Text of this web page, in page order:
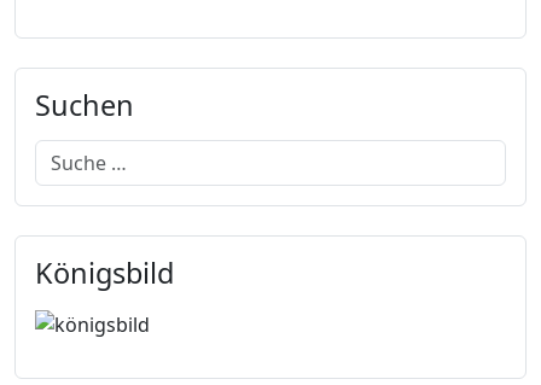
Suchen
Suchen
Königsbild